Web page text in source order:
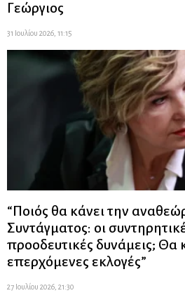
Γεώργιος
31 Ιουλίου 2026, 11:15
“Ποιός θα κάνει την
Συντάγματος: οι
προοδευτικές δυνάμεις; Θα
επερχόμενες εκλογές”
27 Ιουλίου 2026, 21:30